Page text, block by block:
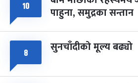
८ फागुपूर्णिमा
चैत्र ८, २०८३-Mar 22, 2027
१० पाहुना, समुद्रका सन्तान
८ सुनचाँदीको मूल्य बढ्यो